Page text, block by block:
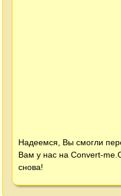
Надеемся, Вы смогли
Вам у нас на Convert-
снова!